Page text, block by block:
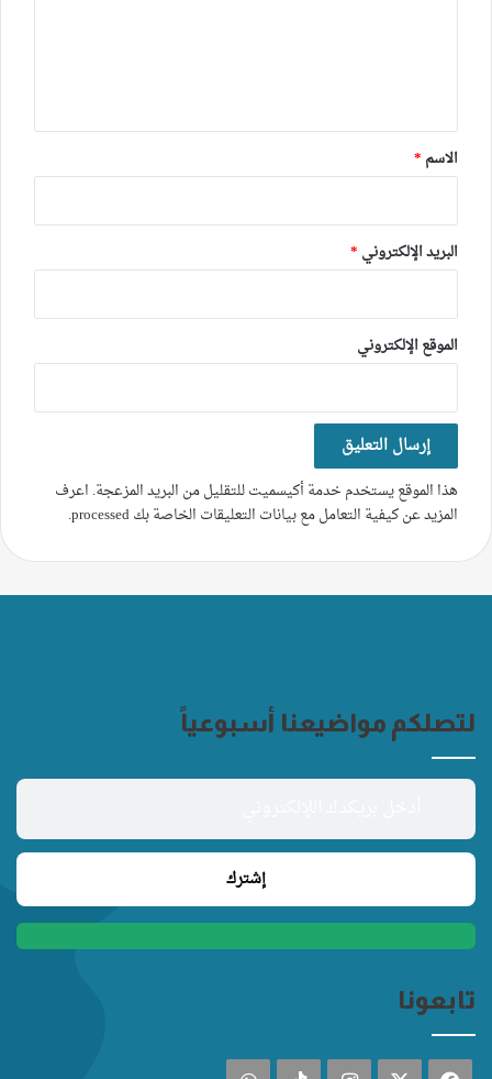
*
الاسم *
البريد الإلكتروني *
الموقع الإلكتروني
هذا الموقع يستخدم خدمة أكيسميت للتقليل من البريد المزعجة. اعرف
المزيد عن كيفية التعامل مع بيانات التعليقات الخاصة بك processed
.
لتصلكم مواضيعنا أسبوعياً
تابعونا